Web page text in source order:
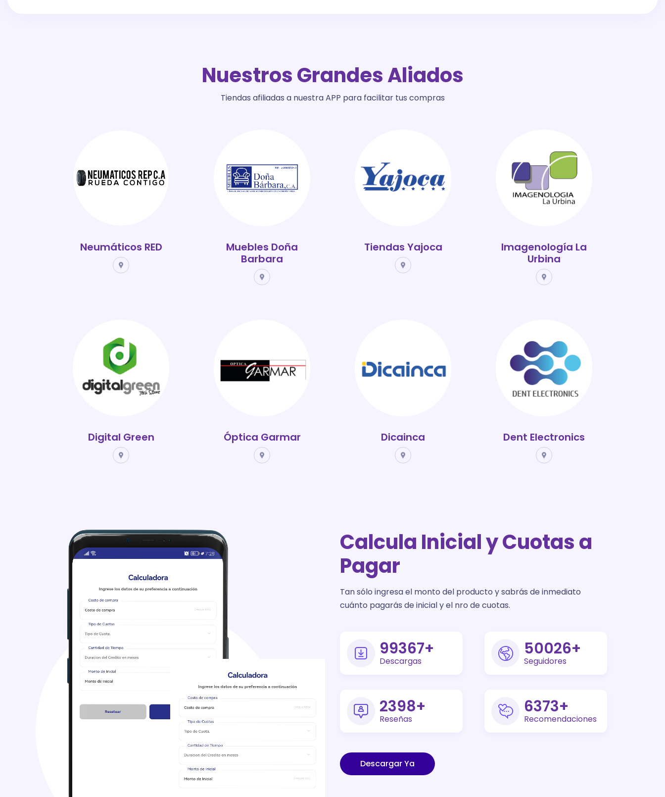
Nuestros Grandes Aliados
Tiendas afiliadas a nuestra APP para facilitar tus compras
Neumáticos RED
Muebles Doña
Barbara
Tiendas Yajoca
Imagenología La
Urbina
Digital Green Óptica Garmar Dicainca Dent Electronics
Calcula Inicial y Cuotas a
Pagar
Tan sólo ingresa el monto del producto y sabrás de inmediato
cuánto pagarás de inicial y el nro de cuotas.
145000
Descargas
73000+
Seguidores
3500+
Reseñas
9300+
Recomendaciones
Descargar Ya